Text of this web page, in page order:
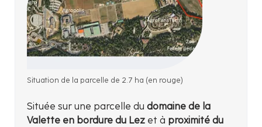
Situation de la parcelle de 2.7 ha (en rouge)
Située sur une parcelle du domaine de la
Valette en bordure du Lez et à proximité du